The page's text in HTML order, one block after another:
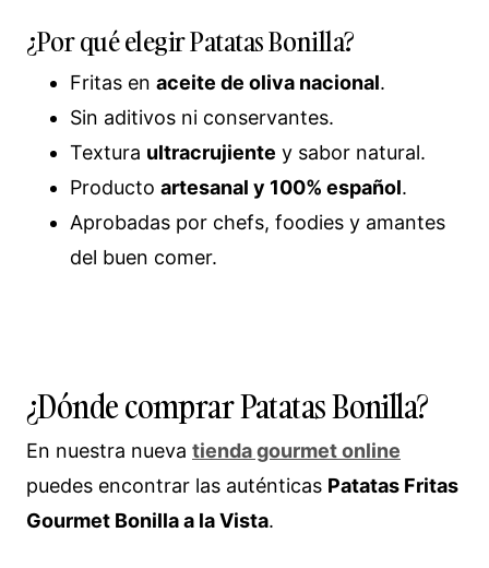
¿Por qué elegir Patatas Bonilla?
Fritas en aceite de oliva nacional.
Sin aditivos ni conservantes.
Textura ultracrujiente y sabor natural.
Producto artesanal y 100% español.
Aprobadas por chefs, foodies y amantes
del buen comer.
¿Dónde comprar Patatas Bonilla?
En nuestra nueva tienda gourmet online
puedes encontrar las auténticas Patatas Fritas
Gourmet Bonilla a la Vista.